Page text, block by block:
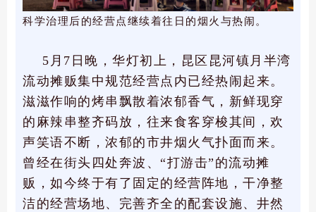
科学治理后的经营点继续着往日的烟火与热闹。
5月7日晚，华灯初上，昆区昆河镇月半湾
流动摊贩集中规范经营点内已经热闹起来。
滋滋作响的烤串飘散着浓郁香气，新鲜现穿
的麻辣串整齐码放，往来食客穿梭其间，欢
声笑语不断，浓郁的市井烟火气扑面而来。
曾经在街头四处奔波、“打游击”的流动摊
贩，如今终于有了固定的经营阵地，干净整
洁的经营场地、完善齐全的配套设施、井然